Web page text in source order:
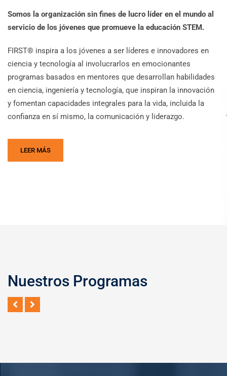
Somos la organización sin fines de lucro líder en el mundo al
servicio de los jóvenes que promueve la educación STEM.
FIRST® inspira a los jóvenes a ser líderes e innovadores en
ciencia y tecnología al involucrarlos en emocionantes
programas basados en mentores que desarrollan habilidades
en ciencia, ingeniería y tecnología, que inspiran la innovación
y fomentan capacidades integrales para la vida, incluida la
confianza en sí mismo, la comunicación y liderazgo.
LEER MÁS
Nuestros Programas